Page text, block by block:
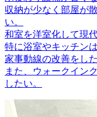
収納が少なく部屋が
い。
和室を洋室化して現
特に浴室やキッチン
家事動線の改善をした
また、ウォークイン
したい。